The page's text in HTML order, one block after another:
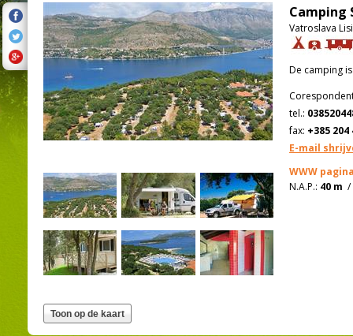
Camping
Vatroslava
De camping
tel.:
fax: +385 204
E-mail
WWW
N.A.P.: 40 m